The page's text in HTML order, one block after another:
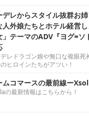
デレからスタイル抜群お
人外娘たちとホテル経営
」テーマのADV『ヨグ=ソ
レドラゴン娘や無口な複眼死
ヒロインたちがアツい！
ムコマースの最前線ー
の最新情報はこちらから！